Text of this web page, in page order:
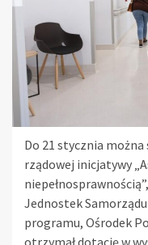
Do 21 stycznia można
rządowej inicjatywy
Jednostek
programu, Ośrodek
otrzymał dotację w